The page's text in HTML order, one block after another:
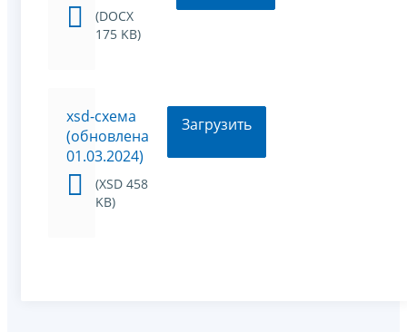
(DOCX
175 KB)
xsd-схема
(обновлена
01.03.2024)
(XSD 458
KB)
Загрузить